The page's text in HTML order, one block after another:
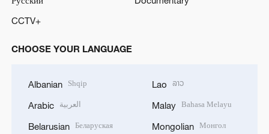
CCTV+
CHOOSE YOUR LANGUAGE
Albanian Shqip
Arabic العربية
Belarusian Беларуская
Lao ລາວ
Malay Bahasa Melayu
Mongolian Монгол